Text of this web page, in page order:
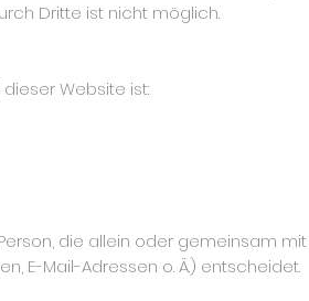
Dritte ist nicht möglich.
Website ist:
die allein oder gemeinsam
E-Mail-Adressen o. Ä.) entscheidet.